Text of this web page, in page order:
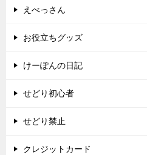
えべっさん
お役立ちグッズ
けーぽんの日記
せどり初心者
せどり禁止
クレジットカード